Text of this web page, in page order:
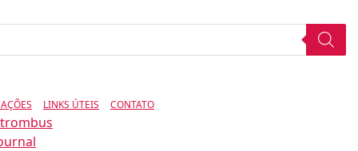
LINKS ÚTEIS CONTATO